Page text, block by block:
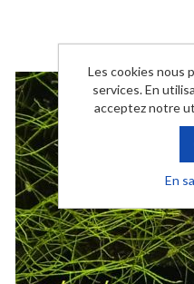
Les cookies nous
services. En
acceptez notre
En